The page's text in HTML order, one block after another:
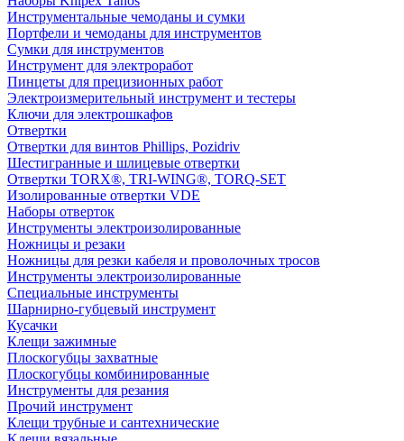
Инструментальные чемоданы и сумки
Портфели и чемоданы для инструментов
Сумки для инструментов
Инструмент для электроработ
Пинцеты для прецизионных работ
Электроизмерительный инструмент и тестеры
Ключи для электрошкафов
Отвертки
Отвертки для винтов Phillips, Pozidriv
Шестигранные и шлицевые отвертки
Отвертки TORX®, TRI-WING®, TORQ-SET
Изолированные отвертки VDE
Наборы отверток
Инструменты электроизолированные
Ножницы и резаки
Ножницы для резки кабеля и проволочных тросов
Инструменты электроизолированные
Специальные инструменты
Шарнирно-губцевый инструмент
Кусачки
Клещи зажимные
Плоскогубцы захватные
Плоскогубцы комбинированные
Инструменты для резания
Прочий инструмент
Клещи трубные и сантехнические